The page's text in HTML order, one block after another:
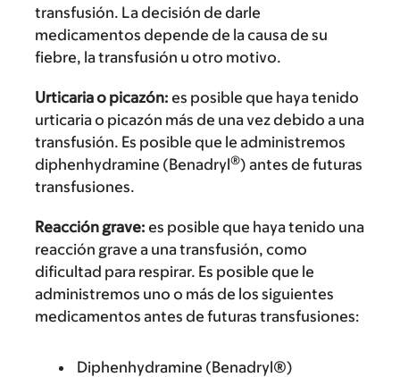
transfusión. La decisión de darle
medicamentos depende de la causa de su
fiebre, la transfusión u otro motivo.
Urticaria o picazón: es posible que haya tenido
urticaria o picazón más de una vez debido a una
transfusión. Es posible que le administremos
diphenhydramine (Benadryl®) antes de futuras
transfusiones.
Reacción grave: es posible que haya tenido una
reacción grave a una transfusión, como
dificultad para respirar. Es posible que le
administremos uno o más de los siguientes
medicamentos antes de futuras transfusiones:
Diphenhydramine (Benadryl®)